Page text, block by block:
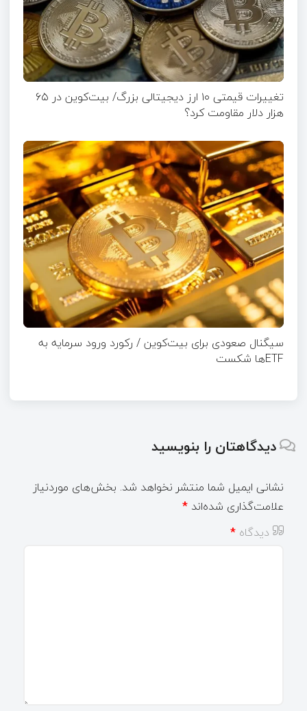
تغییرات قیمتی ۱۰ ارز دیجیتالی بزرگ/ بیت‌کوین در ۶۵
هزار دلار مقاومت کرد؟
سیگنال صعودی برای بیت‌کوین / رکورد ورود سرمایه به
ETFها شکست
دیدگاهتان را بنویسید
نشانی ایمیل شما منتشر نخواهد شد. بخش‌های موردنیاز
علامت‌گذاری شده‌اند *
دیدگاه *